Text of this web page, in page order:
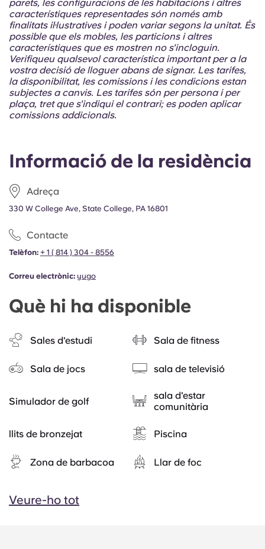
Informació de la residència
Adreça
330 W College Ave, State College, PA 16801
Contacte
Telèfon: + 1 ( 814 ) 304 - 8556
Correu electrònic: yugo
Què hi ha disponible
Sales d'estudi Sala de fitness
Sala de jocs sala de televisió
Simulador de golf
sala d'estar
comunitària
llits de bronzejat Piscina
Zona de barbacoa Llar de foc
Veure-ho tot
parets, les configuracions de les habitacions i altres
característiques representades són només amb
finalitats il·lustratives i poden variar segons la unitat. És
possible que els mobles, les particions i altres
característiques que es mostren no s'incloguin.
Verifiqueu qualsevol característica important per a la
vostra decisió de lloguer abans de signar. Les tarifes,
la disponibilitat, les comissions i les condicions estan
subjectes a canvis. Les tarifes són per persona i per
plaça, tret que s'indiqui el contrari; es poden aplicar
comissions addicionals.